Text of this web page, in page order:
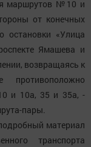
маршрутов №10 и
от конечных
остановки «Улица
Ямашева и
возвращаясь к
и 10а, 35 и 35а, -
пары.
материал
транспорта